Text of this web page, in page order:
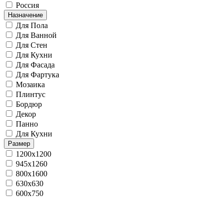
Россия
Назначение
Для Пола
Для Ванной
Для Стен
Для Кухни
Для Фасада
Для Фартука
Мозаика
Плинтус
Бордюр
Декор
Панно
Для Кухни
Размер
1200x1200
945x1260
800x1600
630x630
600x750